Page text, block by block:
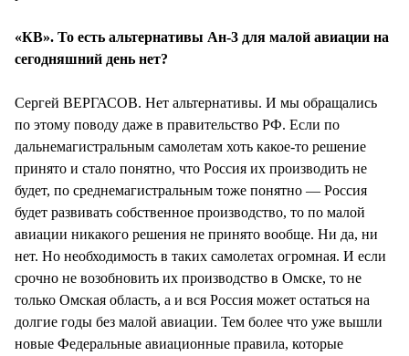
«КВ». То есть альтернативы Ан-3 для малой авиации на
сегодняшний день нет?
Сергей ВЕРГАСОВ. Нет альтернативы. И мы обращались
по этому поводу даже в правительство РФ. Если по
дальнемагистральным самолетам хоть какое-то решение
принято и стало понятно, что Россия их производить не
будет, по среднемагистральным тоже понятно — Россия
будет развивать собственное производство, то по малой
авиации никакого решения не принято вообще. Ни да, ни
нет. Но необходимость в таких самолетах огромная. И если
срочно не возобновить их производство в Омске, то не
только Омская область, а и вся Россия может остаться на
долгие годы без малой авиации. Тем более что уже вышли
новые Федеральные авиационные правила, которые